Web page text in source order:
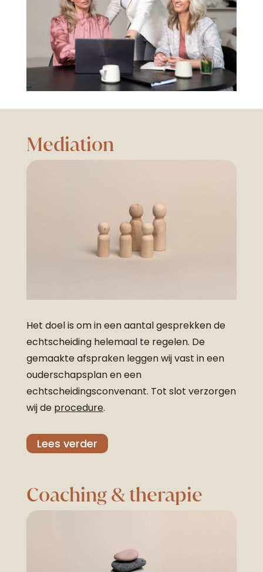
Mediation
Het doel is om in een aantal gesprekken de
echtscheiding helemaal te regelen. De
gemaakte afspraken leggen wij vast in een
ouderschapsplan en een
echtscheidingsconvenant. Tot slot verzorgen
wij de procedure.
Lees verder
Coaching & therapie